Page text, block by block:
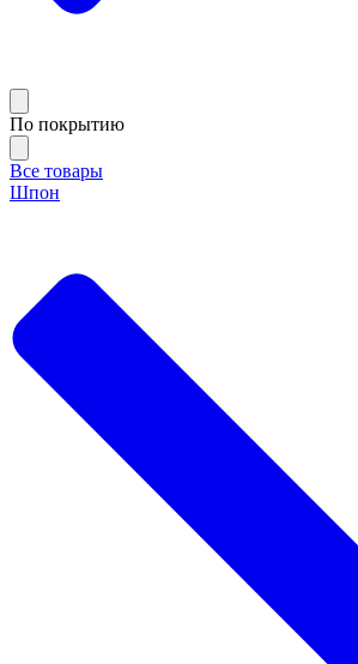
По покрытию
Все товары
Шпон